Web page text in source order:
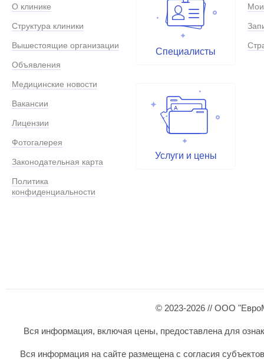
О клинике
Структура клиники
Вышестоящие организации
Объявления
Медицинские новости
Вакансии
Лицензии
Фотогалерея
Законодательная карта
Политика
конфиденциальности
Специалисты
Услуги и цены
© 2023-2026 // ООО
Вся информация, включая цены, предоставлена для
Вся информация на сайте размещена с согласия